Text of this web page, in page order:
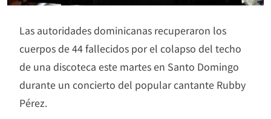
Las autoridades dominicanas recuperaron los
cuerpos de 44 fallecidos por el colapso del techo
de una discoteca este martes en Santo Domingo
durante un concierto del popular cantante Rubby
Pérez.